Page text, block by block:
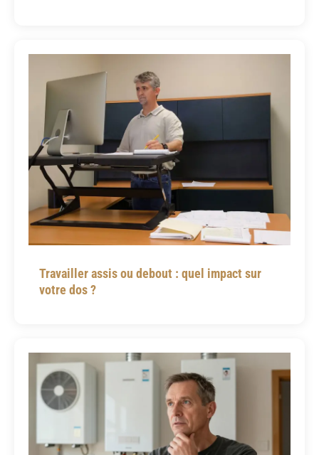
Travailler assis ou debout : quel impact sur
votre dos ?